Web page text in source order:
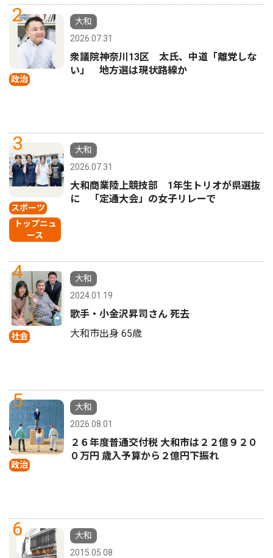
2
政治
大和
2026.07.31
衆議院神奈川13区 太氏、中道「離党しな
い」 地方選は現状路線か
3
スポーツ
トップニュ
ース
大和
2026.07.31
大和商業陸上競技部 1年生トリオが県選抜
に 「定通大会」の女子リレーで
4
社会
大和
2024.01.19
歌手・小金沢昇司さん 死去
大和市出身 65歳
5
政治
大和
2026.08.01
２６年度普通交付税 大和市は２２億９２０
０万円 歳入予算から２億円下振れ
6
大和
2015.05.08